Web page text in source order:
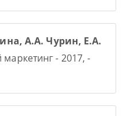
А.А. Чурин, Е.А.
- 2017, -